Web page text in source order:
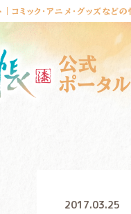
ミック・アニメ・グッズなどの
公式
ポータ
2017.03.25